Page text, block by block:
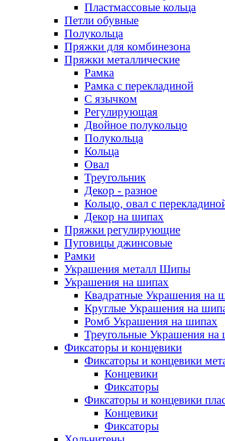
Пластмассовые кольца
Петли обувные
Полукольца
Пряжки для комбинезона
Пряжки металлические
Рамка
Рамка с перекладиной
С язычком
Регулирующая
Двойное полукольцо
Полукольца
Кольца
Овал
Треугольник
Декор - разное
Кольцо, овал с
Декор на шипах
Пряжки регулирующие
Пуговицы джинсовые
Рамки
Украшения металл Шипы
Украшения на шипах
Квадратные Украшения на
Круглые Украшения на
Ромб Украшения на шипах
Треугольные Украшения на
Фиксаторы и концевики
Фиксаторы и концевики
Концевики
Фиксаторы
Фиксаторы и концевики
Концевики
Фиксаторы